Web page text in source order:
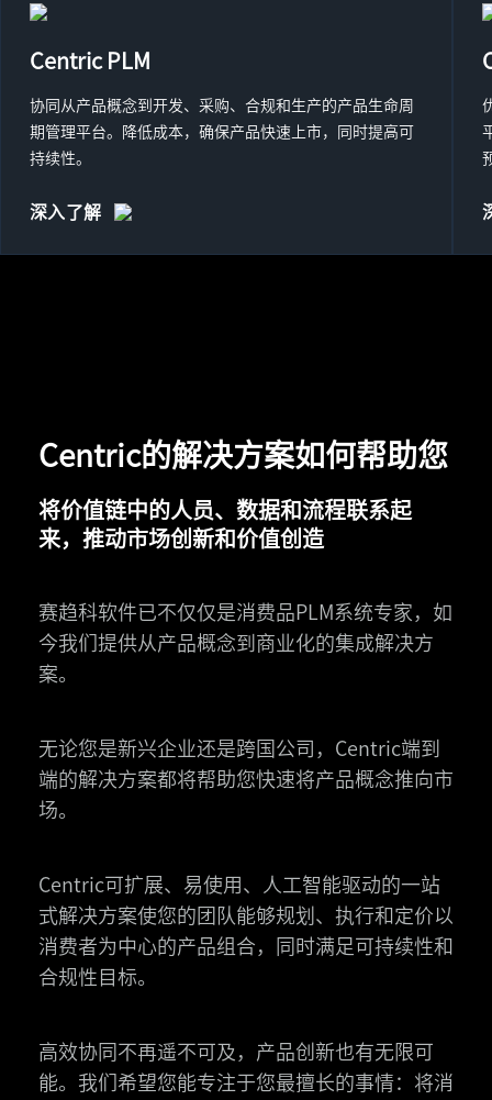
Centric PLM
协同从产品概念到开发、采购、合规和生产的产品生命周
期管理平台。降低成本，确保产品快速上市，同时提高可
持续性。
深入了解
Centric的解决方案如何帮助您
将价值链中的人员、数据和流程联系起
来，推动市场创新和价值创造
赛趋科软件已不仅仅是消费品PLM系统专家，如
今我们提供从产品概念到商业化的集成解决方
案。
无论您是新兴企业还是跨国公司，Centric端到
端的解决方案都将帮助您快速将产品概念推向市
场。
Centric可扩展、易使用、人工智能驱动的一站
式解决方案使您的团队能够规划、执行和定价以
消费者为中心的产品组合，同时满足可持续性和
合规性目标。
高效协同不再遥不可及，产品创新也有无限可
能。我们希望您能专注于您最擅长的事情：将消